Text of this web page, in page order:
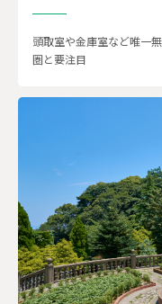
頭取室や金庫室など唯一
圏と要注目